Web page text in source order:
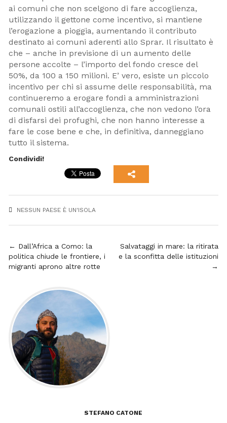
ai comuni che non scelgono di fare accoglienza,
utilizzando il gettone come incentivo, si mantiene
l’erogazione a pioggia, aumentando il contributo
destinato ai comuni aderenti allo Sprar. Il risultato è
che – anche in previsione di un aumento delle
persone accolte – l’importo del fondo cresce del
50%, da 100 a 150 milioni. E’ vero, esiste un piccolo
incentivo per chi si assume delle responsabilità, ma
continueremo a erogare fondi a amministrazioni
comunali ostili all’accoglienza, che non vedono l’ora
di disfarsi dei profughi, che non hanno interesse a
fare le cose bene e che, in definitiva, danneggiano
tutto il sistema.
Condividi!
NESSUN PAESE È UN'ISOLA
Navigazione
articoli
← Dall’Africa a Como: la
politica chiude le frontiere, i
migranti aprono altre rotte
Salvataggi in mare: la ritirata
e la sconfitta delle istituzioni
→
STEFANO CATONE